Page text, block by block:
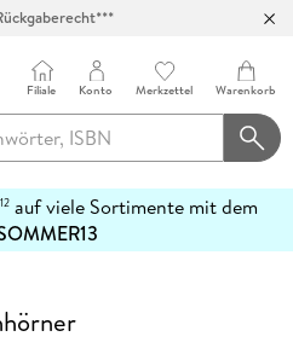
Filiale Konto Merkzettel Warenkorb
12auf viele Sortimente mit dem